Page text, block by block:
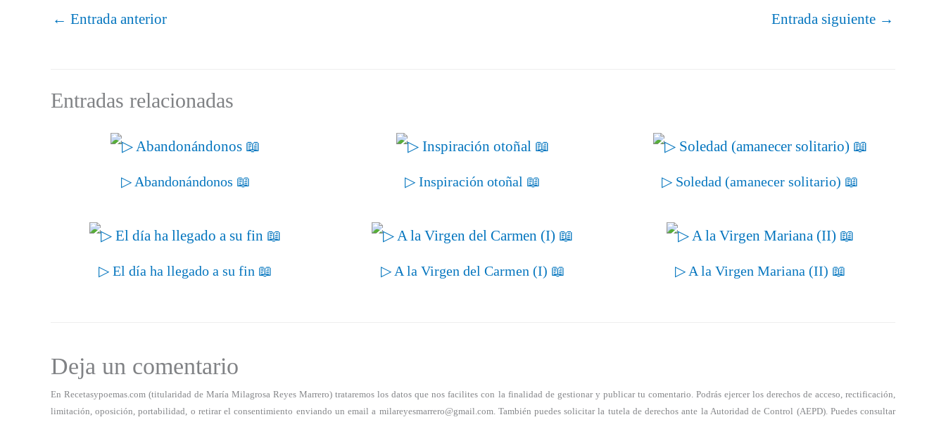
← Entrada anterior Entrada siguiente →
Entradas relacionadas
▷ Abandonándonos 📖 ▷ Inspiración otoñal 📖 ▷ Soledad (amanecer solitario) 📖
▷ El día ha llegado a su fin 📖 ▷ A la Virgen del Carmen (I) 📖 ▷ A la Virgen Mariana (II) 📖
Deja un comentario
En Recetasypoemas.com (titularidad de María Milagrosa Reyes Marrero) trataremos los datos que nos facilites con la finalidad de gestionar y publicar tu comentario. Podrás ejercer los derechos de acceso, rectificación,
limitación, oposición, portabilidad, o retirar el consentimiento enviando un email a milareyesmarrero@gmail.com. También puedes solicitar la tutela de derechos ante la Autoridad de Control (AEPD). Puedes consultar